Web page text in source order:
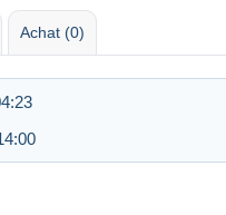
Achat (0)